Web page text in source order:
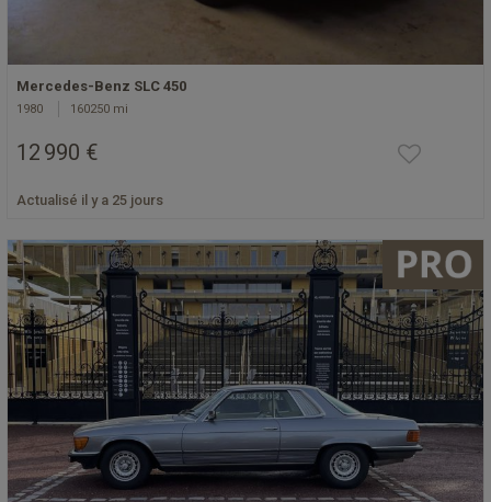
Mercedes-Benz SLC 450
1980 160250 mi
12 990 €
Actualisé il y a 25 jours